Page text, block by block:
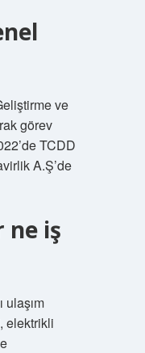
ve
görev
TCDD
A.Ş’de
ne iş
ulaşım
elektrikli